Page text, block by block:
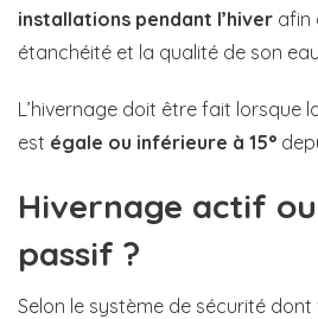
installations pendant l’hiver afin
étanchéité et la qualité de son
L’hivernage doit être fait lorsque
est égale ou inférieure à 15°
Hivernage actif
passif ?
Selon le système de sécurité dont